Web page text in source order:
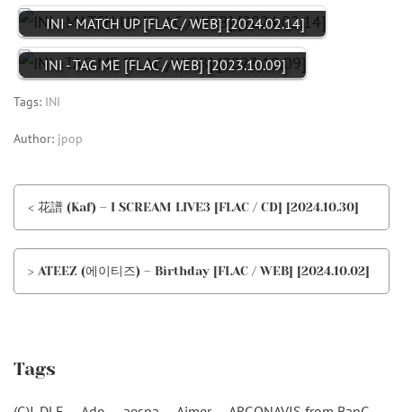
INI - MATCH UP [FLAC / WEB] [2024.02.14]
INI - TAG ME [FLAC / WEB] [2023.10.09]
Tags: INI
Author: jpop
< 花譜 (Kaf) – I SCREAM LIVE3 [FLAC / CD] [2024.10.30]
> ATEEZ (에이티즈) – Birthday [FLAC / WEB] [2024.10.02]
Tags